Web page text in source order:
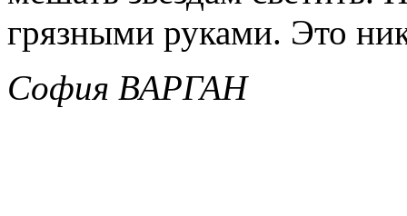
грязными руками. Это
София ВАРГАН